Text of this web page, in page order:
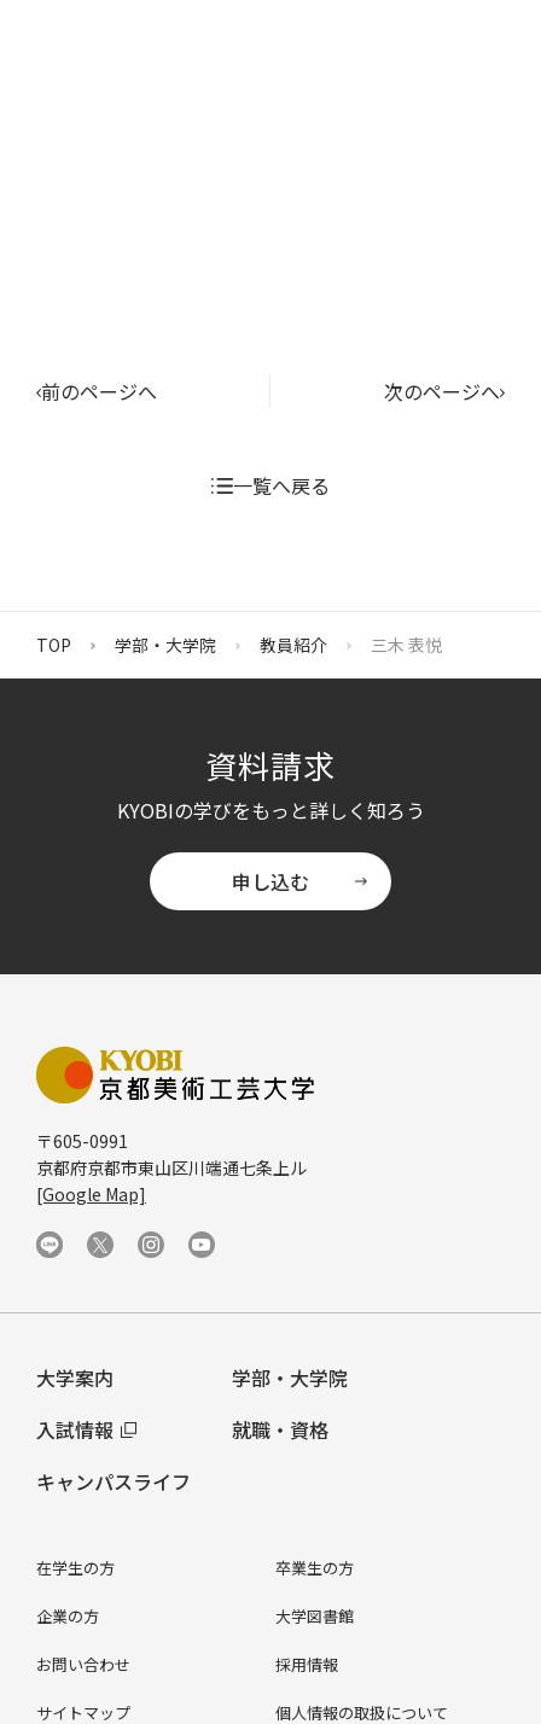
前のページへ
一覧へ戻る
次のページへ
TOP 学部・大学院 教員紹介 三木 表悦
資料請求
KYOBIの学びをもっと詳しく知ろう
申し込む
〒605-0991
京都府京都市東山区川端通七条上ル
[Google Map]
大学案内
学部・大学院
入試情報
就職・資格
キャンパスライフ
在学生の方 卒業生の方
企業の方 大学図書館
お問い合わせ 採用情報
サイトマップ 個人情報の取扱について